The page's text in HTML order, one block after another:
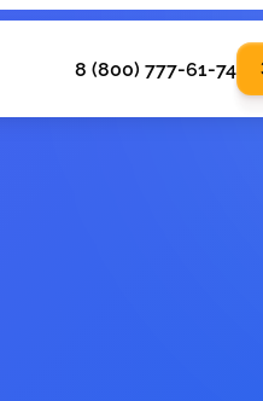
8 (800) 777-61-74